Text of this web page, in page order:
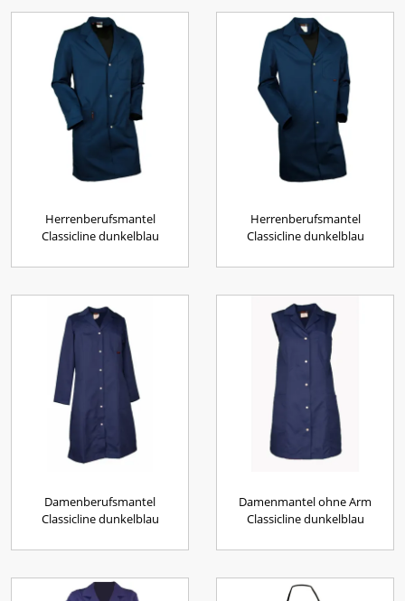
Herrenberufsmantel
Classicline dunkelblau
Herrenberufsmantel
Classicline dunkelblau
Damenberufsmantel
Classicline dunkelblau
Damenmantel ohne Arm
Classicline dunkelblau